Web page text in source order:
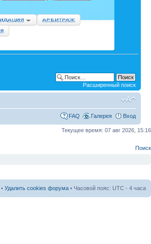
Расширенный поиск
FAQ Галерея Вход
Текущее время: 07 авг 2026, 15:16
Поиск
• Удалить cookies форума • Часовой пояс: UTC - 4 часа